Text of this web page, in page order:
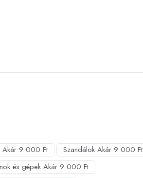
Akár 9 000 Ft
Szandálok Akár 9 000 Ft
és gépek Akár 9 000 Ft